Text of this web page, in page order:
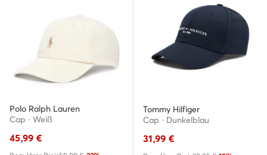
Polo Ralph Lauren
Cap · Weiß
45,99 €
Tommy Hilfiger
Cap · Dunkelblau
31,99 €